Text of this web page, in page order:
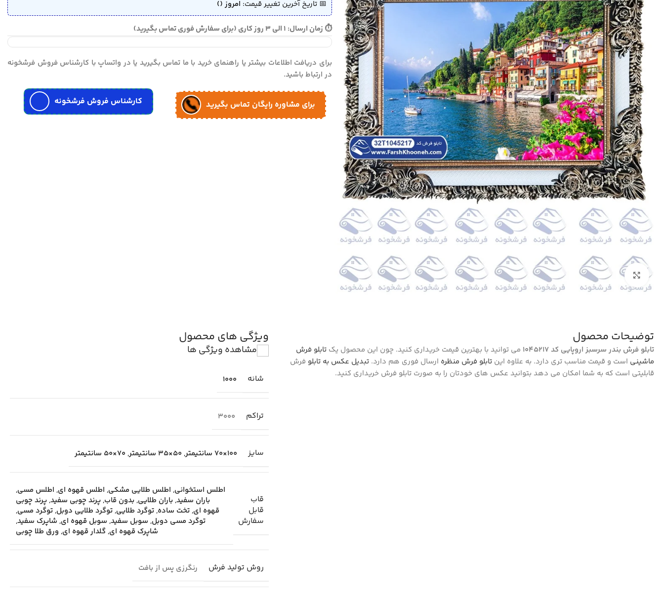
بزرگنمایی تصویر
📅 تاریخ آخرین تغییر قیمت: امروز ()
⏱ زمان ارسال: 1 الی 3 روز کاری (برای سفارش فوری تماس بگیرید)
برای دریافت اطلاعات بیشتر یا راهنمای خرید با ما تماس بگیرید یا در واتساپ با کارشناس فروش فرشخونه
در ارتباط باشید.
برای مشاوره رایگان تماس بگیرید کارشناس فروش فرشخونه
توضیحات محصول
تابلو فرش بندر سرسبز اروپایی کد 1045217 می توانید با بهترین قیمت خریداری کنید. چون این محصول یک تابلو فرش
ماشینی است و قیمت مناسب تری دارد. به علاوه این تابلو فرش منظره ارسال فوری هم دارد. تبدیل عکس به تابلو فرش
قابلیتی است که به شما امکان می دهد بتوانید عکس های خودتان را به صورت تابلو فرش خریداری کنید.
ویژگی های محصول
مشاهده ویژگی ها
شانه 1000
تراکم 3000
سایز 100×70 سانتیمتر , 50×35 سانتیمتر , 70×50 سانتیمتر
قاب
قابل
سفارش
اطلس استخوانی, اطلس طلایی مشکی, اطلس قهوه ای, اطلس مسی,
باران سفید,باران طلایی,بدون قاب,پرند چوبی سفید,پرند چوبی
قهوه ای,تخت ساده,توگرد طلایی,توگرد طلایی دوبل,توگرد مسی,
توگرد مسی دوبل, سوبل سفید, سوبل قهوه ای, شاپرک سفید,
شاپرک قهوه ای,گلدار قهوه ای, ورق طلا چوبی
روش تولید فرش رنگرزی پس از بافت